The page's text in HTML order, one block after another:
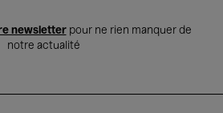
newsletterpour ne rien manquer de
notre actualité